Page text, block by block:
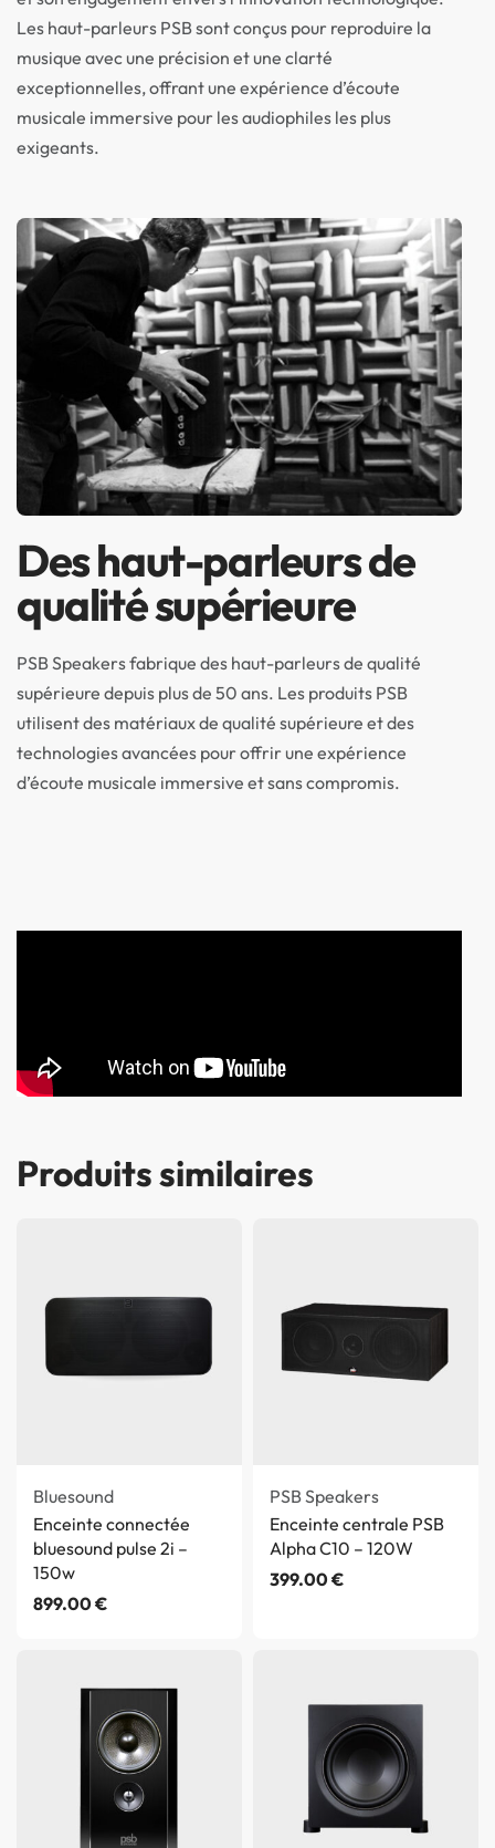
Les haut-parleurs PSB sont conçus pour reproduire la
musique avec une précision et une clarté
exceptionnelles, offrant une expérience d’écoute
musicale immersive pour les audiophiles les plus
exigeants.
Des haut-parleurs de
qualité supérieure
PSB Speakers fabrique des haut-parleurs de qualité
supérieure depuis plus de 50 ans. Les produits PSB
utilisent des matériaux de qualité supérieure et des
technologies avancées pour offrir une expérience
d’écoute musicale immersive et sans compromis.
Produits similaires
Bluesound
Enceinte connectée
bluesound pulse 2i –
150w
899.00€
PSB Speakers
Enceinte centrale PSB
Alpha C10 – 120W
399.00€